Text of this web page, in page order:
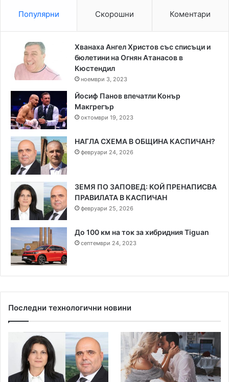
Популярни Скорошни Коментари
Хванаха Ангел Христов със списъци и
бюлетини на Огнян Атанасов в
Кюстендил
ноември 3, 2023
Йосиф Панов впечатли Конър
Макгрегър
октомври 19, 2023
НАГЛА СХЕМА В ОБЩИНА КАСПИЧАН?
февруари 24, 2026
ЗЕМЯ ПО ЗАПОВЕД: КОЙ ПРЕНАПИСВА
ПРАВИЛАТА В КАСПИЧАН
февруари 25, 2026
До 100 км на ток за хибридния Tiguan
септември 24, 2023
Последни технологични новини